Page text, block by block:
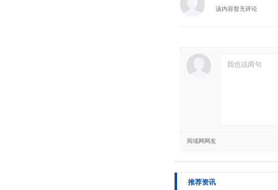
该内容暂无评论
局域网网友
推荐资讯